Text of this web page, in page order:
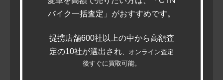
バイク一括査定」がおすすめです。
提携店舗600社以上の中から高額査
定の10社が選出され、オンライン査定
後すぐに買取可能。